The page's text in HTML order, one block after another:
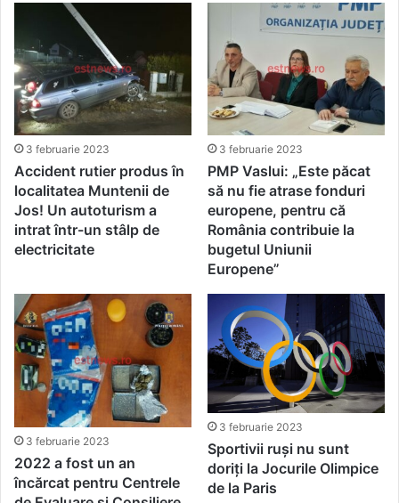
3 februarie 2023
Accident rutier produs în
localitatea Muntenii de
Jos! Un autoturism a
intrat într-un stâlp de
electricitate
3 februarie 2023
PMP Vaslui: „Este păcat
să nu fie atrase fonduri
europene, pentru că
România contribuie la
bugetul Uniunii
Europene”
3 februarie 2023
2022 a fost un an
încărcat pentru Centrele
3 februarie 2023
Sportivii ruși nu sunt
doriți la Jocurile Olimpice
de la Paris